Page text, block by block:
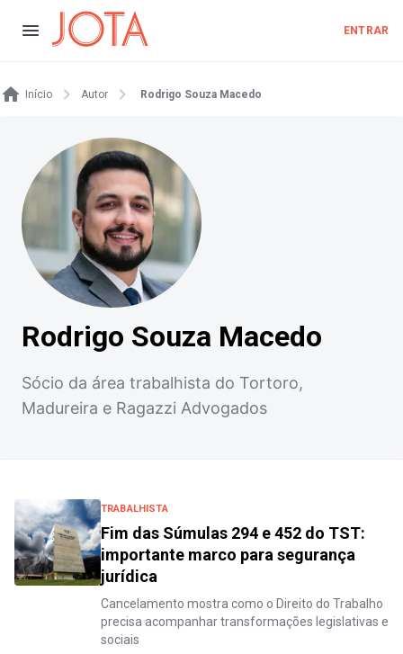
ENTRAR
Início Autor Rodrigo Souza Macedo
Rodrigo Souza Macedo
Sócio da área trabalhista do Tortoro,
Madureira e Ragazzi Advogados
TRABALHISTA
Fim das Súmulas 294 e 452 do TST:
importante marco para segurança
jurídica
Cancelamento mostra como o Direito do Trabalho
precisa acompanhar transformações legislativas e
sociais